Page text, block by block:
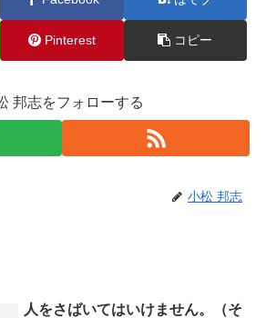
Pinterest コピー
邦志をフォローする
小松 邦志
人をさばいてはいけません。（そ